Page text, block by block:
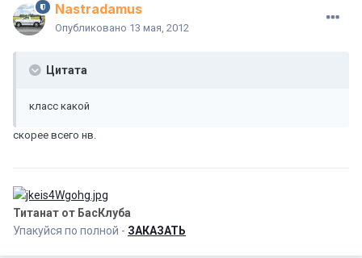
Nastradamus
Опубликовано 13 мая, 2012
Цитата
класс какой
скорее всего нв.
Титанат от БасКлуба
Упакуйся по полной - ЗАКАЗАТЬ